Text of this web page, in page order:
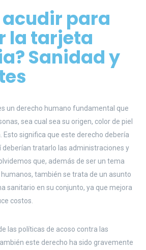
acudir para
la tarjeta
Sanidad y
un derecho humano fundamental que
sea cual sea su origen, color de piel
Esto significa que este derecho debería
deberían tratarlo las administraciones y
que, además de ser un tema
también se trata de un asunto
sanitario en su conjunto, ya que mejora
costos.
las políticas de acoso contra las
este derecho ha sido gravemente